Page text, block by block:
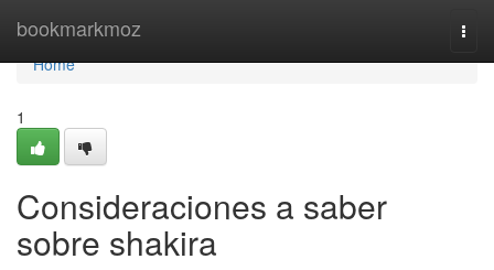
bookmarkmoz
Home
Home
1
Consideraciones a saber
sobre shakira